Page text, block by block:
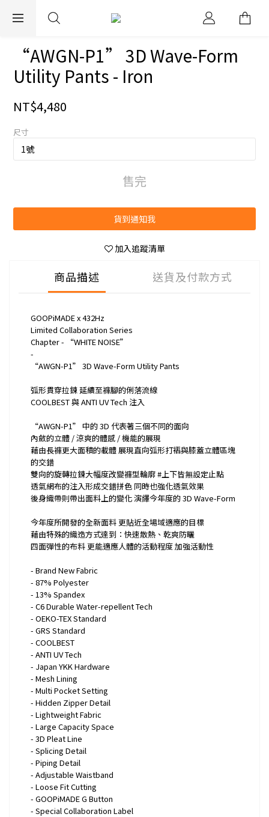
EXPRESS WORLDWIDE SHIPPING
“AWGN-P1” 3D Wave-Form
Utility Pants - Iron
NT$4,480
尺寸
售完
貨到通知我
加入追蹤清單
商品描述 送貨及付款方式
GOOPiMADE x 432Hz
Limited Collaboration Series
Chapter - “WHITE NOISE”
-
“AWGN-P1” 3D Wave-Form Utility Pants
弧形貫穿拉鍊 延續至褲腳的俐落流線
COOLBEST 與 ANTI UV Tech 注入
“AWGN-P1” 中的 3D 代表著三個不同的面向
內斂的立體 / 涼爽的體感 / 機能的展現
藉由長褲更大面積的載體 展現直向弧形打褶與膝蓋立體區塊
的交錯
雙向的旋轉拉鍊大幅度改變褲型輪廓 #上下皆無設定止點
透氣網布的注入形成交錯拼色 同時也強化透氣效果
後身織帶則帶出面料上的變化 演繹今年度的 3D Wave-Form
今年度所開發的全新面料 更貼近全場域適應的目標
藉由特殊的織造方式達到：快速散熱、乾爽防曬
四面彈性的布料 更能適應人體的活動程度 加強活動性
- Brand New Fabric
- 87% Polyester
- 13% Spandex
- C6 Durable Water-repellent Tech
- OEKO-TEX Standard
- GRS Standard
- COOLBEST
- ANTI UV Tech
- Japan YKK Hardware
- Mesh Lining
- Multi Pocket Setting
- Hidden Zipper Detail
- Lightweight Fabric
- Large Capacity Space
- 3D Pleat Line
- Splicing Detail
- Piping Detail
- Adjustable Waistband
- Loose Fit Cutting
- GOOPiMADE G Button
- Special Collaboration Label